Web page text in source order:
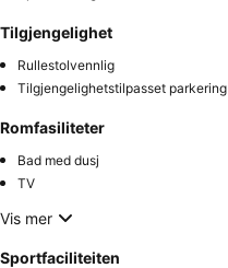
Tilgjengelighet
Rullestolvennlig
Tilgjengelighetstilpasset parkering
Romfasiliteter
Bad med dusj
TV
Vis mer
Sportfaciliteiten